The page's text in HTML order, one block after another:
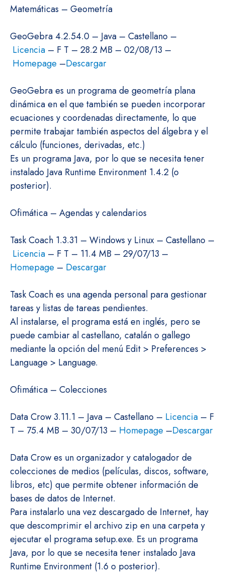
Matemáticas – Geometría
GeoGebra 4.2.54.0 – Java – Castellano –
Licencia – F T – 28.2 MB – 02/08/13 –
Homepage –Descargar
GeoGebra es un programa de geometría plana
dinámica en el que también se pueden incorporar
ecuaciones y coordenadas directamente, lo que
permite trabajar también aspectos del álgebra y el
cálculo (funciones, derivadas, etc.)
Es un programa Java, por lo que se necesita tener
instalado Java Runtime Environment 1.4.2 (o
posterior).
Ofimática – Agendas y calendarios
Task Coach 1.3.31 – Windows y Linux – Castellano –
Licencia – F T – 11.4 MB – 29/07/13 –
Homepage – Descargar
Task Coach es una agenda personal para gestionar
tareas y listas de tareas pendientes.
Al instalarse, el programa está en inglés, pero se
puede cambiar al castellano, catalán o gallego
mediante la opción del menú Edit > Preferences >
Language > Language.
Ofimática – Colecciones
Data Crow 3.11.1 – Java – Castellano – Licencia – F
T – 75.4 MB – 30/07/13 – Homepage –Descargar
Data Crow es un organizador y catalogador de
colecciones de medios (películas, discos, software,
libros, etc) que permite obtener información de
bases de datos de Internet.
Para instalarlo una vez descargado de Internet, hay
que descomprimir el archivo zip en una carpeta y
ejecutar el programa setup.exe. Es un programa
Java, por lo que se necesita tener instalado Java
Runtime Environment (1.6 o posterior).